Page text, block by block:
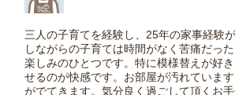
三人の子育てを経験し、25年の家事経験
しながらの子育ては時間がなく苦痛だっ
楽しみのひとつです。特に模様替えが好
せるのが快感です。お部屋が汚れていま
がでてきます。気分良く過ごして頂くお